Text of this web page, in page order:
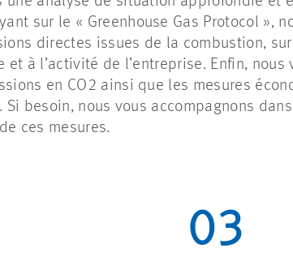
sur le « Greenhouse Gas Protocol »,
directes issues de la combustion,
et à l’activité de l’entreprise. Enfin,
en CO2 ainsi que les mesures
besoin, nous vous accompagnons
ces mesures.
03